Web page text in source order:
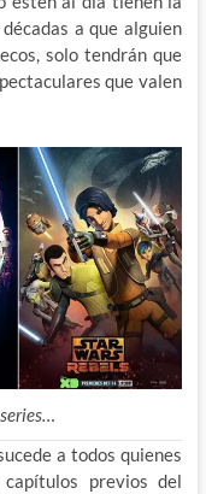
a que alguien
solo tendrán que
que valen
a todos quienes
previos del